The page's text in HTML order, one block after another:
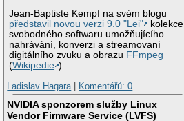
Jean-Baptiste Kempf na svém blogu
představil novou verzi 9.0 "Lei"
kolekce
svobodného softwaru umožňujícího
nahrávání, konverzi a streamovaní
digitálního zvuku a obrazu FFmpeg
(Wikipedie ).
Ladislav Hagara| Komentářů: 0
NVIDIA sponzorem služby Linux
Vendor Firmware Service (LVFS)